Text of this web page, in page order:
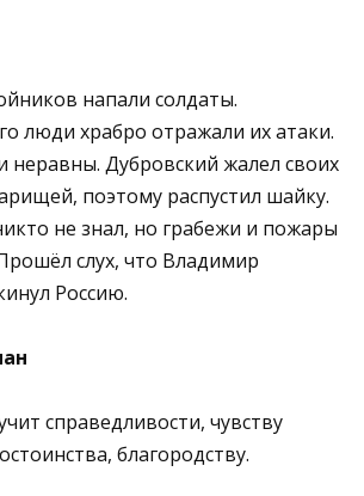
напали солдаты.
люди храбро отражали их атаки.
неравны. Дубровский жалел своих
поэтому распустил шайку.
не знал, но грабежи и пожары
слух, что Владимир
Россию.
справедливости, чувству
благородству.